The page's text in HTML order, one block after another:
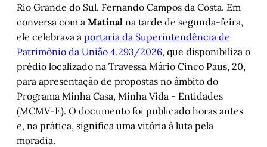
Rio Grande do Sul, Fernando Campos da Costa. Em
conversa com a Matinal na tarde de segunda-feira,
ele celebrava a portaria da Superintendência de
Patrimônio da União 4.293/2026, que disponibiliza o
prédio localizado na Travessa Mário Cinco Paus, 20,
para apresentação de propostas no âmbito do
Programa Minha Casa, Minha Vida - Entidades
(MCMV-E). O documento foi publicado horas antes
e, na prática, significa uma vitória à luta pela
moradia.